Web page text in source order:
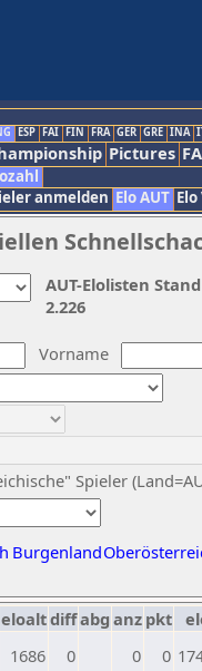
ESP FAI FIN FRA GER GRE INA
Pictures
anmelden Elo AUT
Vorname
Spieler
Burgenland
AUT-Elolisten
2.226
eloaltdiffabg anz pkt
1686 0 0 0